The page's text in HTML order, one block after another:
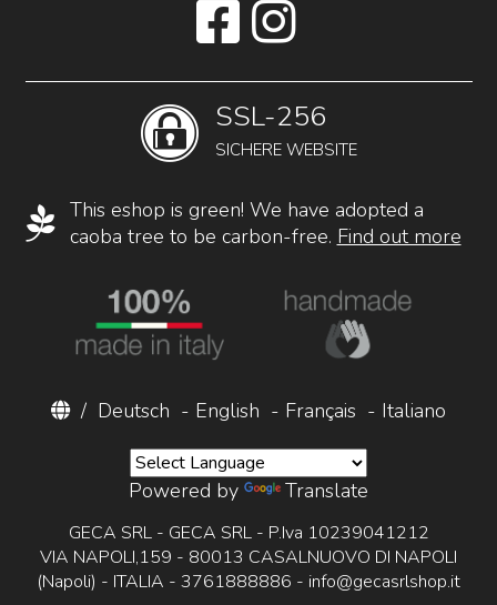
SSL-256
SICHERE WEBSITE
This eshop is green! We have adopted a
caoba tree to be carbon-free. Find out more
/ Deutsch - English - Français - Italiano
Powered by Translate
GECA SRL - GECA SRL - P.Iva 10239041212
VIA NAPOLI,159 - 80013 CASALNUOVO DI NAPOLI
(Napoli) - ITALIA - 3761888886 - info@gecasrlshop.it